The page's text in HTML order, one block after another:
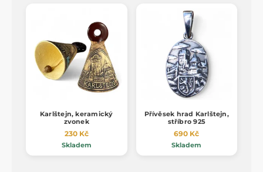
Karlštejn, keramický
zvonek
230 Kč
Skladem
Přívěsek hrad Karlštejn,
stříbro 925
690 Kč
Skladem